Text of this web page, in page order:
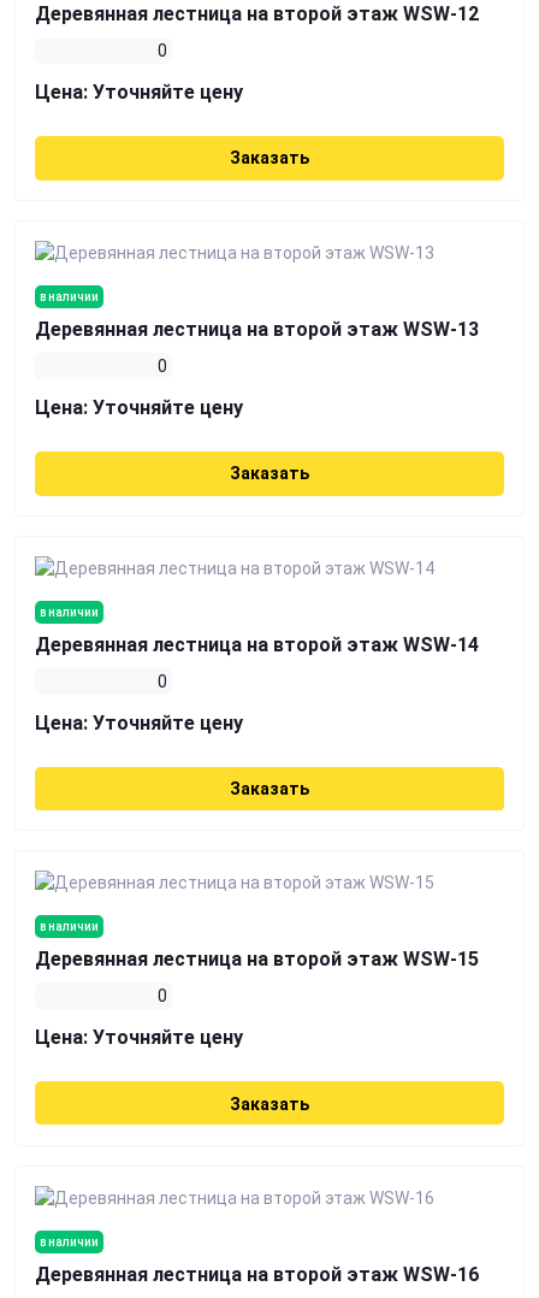
Деревянная лестница на второй этаж WSW-12
0
Цена: Уточняйте цену
Заказать
в наличии
Деревянная лестница на второй этаж WSW-13
0
Цена: Уточняйте цену
Заказать
в наличии
Деревянная лестница на второй этаж WSW-14
0
Цена: Уточняйте цену
Заказать
в наличии
Деревянная лестница на второй этаж WSW-15
0
Цена: Уточняйте цену
Заказать
в наличии
Деревянная лестница на второй этаж WSW-16